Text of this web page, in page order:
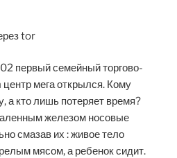
первый семейный торгово-
мега открылся. Кому
а кто лишь потеряет время?
железом носовые
смазав их : живое тело
мясом, а ребенок сидит.